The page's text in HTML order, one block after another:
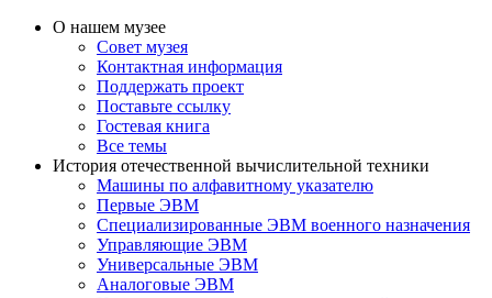
О нашем музее
Совет музея
Контактная информация
Поддержать проект
Поставьте ссылку
Гостевая книга
Все темы
История отечественной вычислительной техники
Машины по алфавитному указателю
Первые ЭВМ
Специализированные ЭВМ военного назначения
Управляющие ЭВМ
Универсальные ЭВМ
Аналоговые ЭВМ